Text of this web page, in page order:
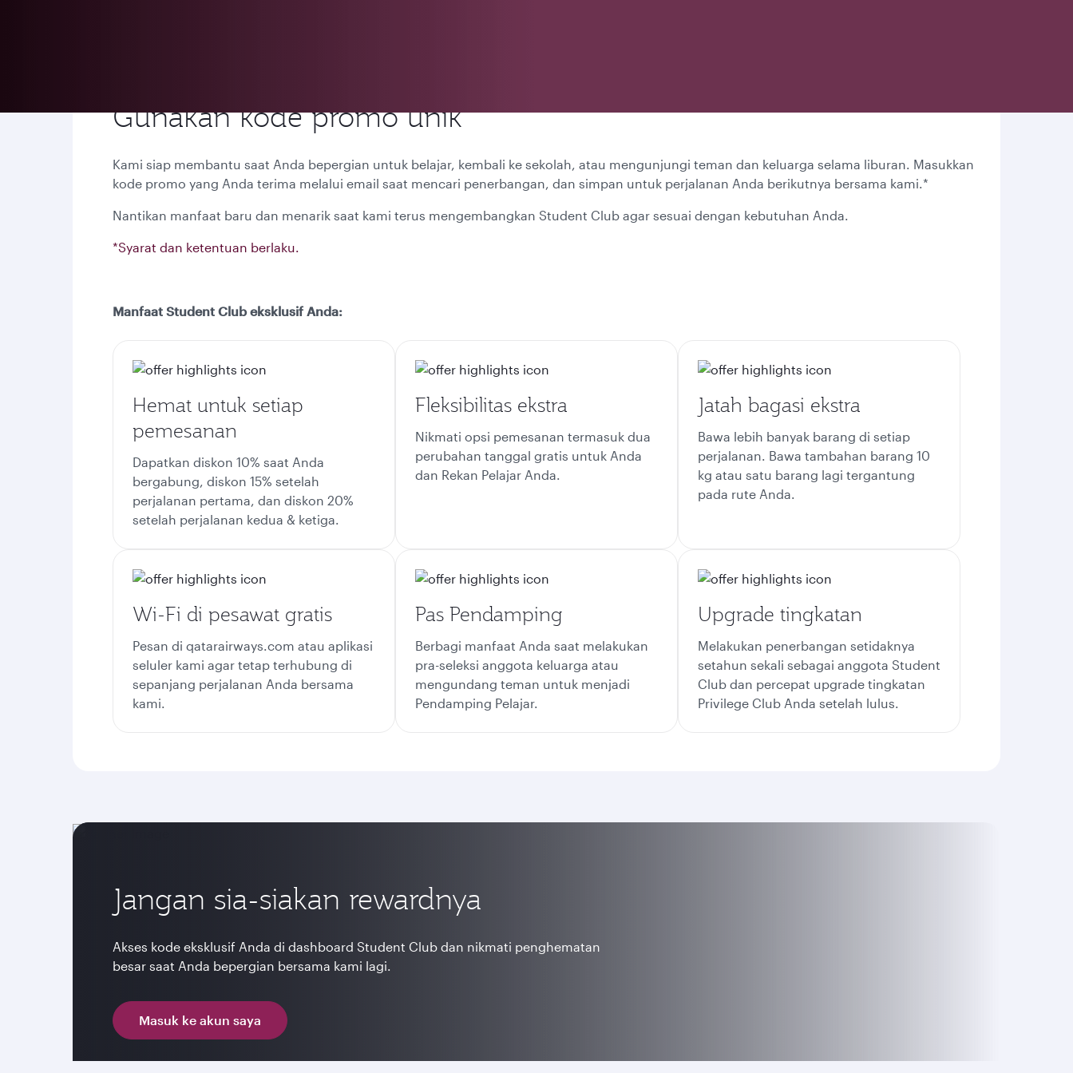
Gunakan kode promo unik
Kami siap membantu saat Anda bepergian untuk belajar, kembali ke sekolah, atau mengunjungi teman dan keluarga selama liburan. Masukkan
kode promo yang Anda terima melalui email saat mencari penerbangan, dan simpan untuk perjalanan Anda berikutnya bersama kami.*
Nantikan manfaat baru dan menarik saat kami terus mengembangkan Student Club agar sesuai dengan kebutuhan Anda.
*Syarat dan ketentuan berlaku.
Manfaat Student Club eksklusif Anda:
Hemat untuk setiap
pemesanan
Dapatkan diskon 10% saat Anda
bergabung, diskon 15% setelah
perjalanan pertama, dan diskon 20%
setelah perjalanan kedua & ketiga.
Fleksibilitas ekstra
Nikmati opsi pemesanan termasuk dua
perubahan tanggal gratis untuk Anda
dan Rekan Pelajar Anda.
Jatah bagasi ekstra
Bawa lebih banyak barang di setiap
perjalanan. Bawa tambahan barang 10
kg atau satu barang lagi tergantung
pada rute Anda.
Wi-Fi di pesawat gratis
Pesan di qatarairways.com atau aplikasi
seluler kami agar tetap terhubung di
sepanjang perjalanan Anda bersama
kami.
Pas Pendamping
Berbagi manfaat Anda saat melakukan
pra-seleksi anggota keluarga atau
mengundang teman untuk menjadi
Pendamping Pelajar.
Upgrade tingkatan
Melakukan penerbangan setidaknya
setahun sekali sebagai anggota Student
Club dan percepat upgrade tingkatan
Privilege Club Anda setelah lulus.
Jangan sia-siakan rewardnya
Akses kode eksklusif Anda di dashboard Student Club dan nikmati penghematan
besar saat Anda bepergian bersama kami lagi.
Masuk ke akun saya